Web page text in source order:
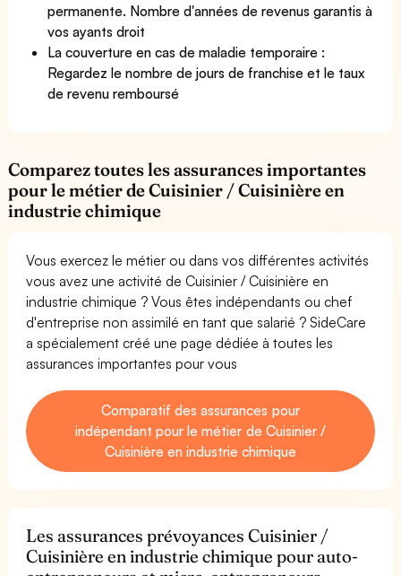
permanente. Nombre d'années de revenus garantis à
vos ayants droit
La couverture en cas de maladie temporaire :
Regardez le nombre de jours de franchise et le taux
de revenu remboursé
Comparez toutes les assurances importantes
pour le métier de Cuisinier / Cuisinière en
industrie chimique
Vous exercez le métier ou dans vos différentes activités
vous avez une activité de Cuisinier / Cuisinière en
industrie chimique ? Vous êtes indépendants ou chef
d'entreprise non assimilé en tant que salarié ? SideCare
a spécialement créé une page dédiée à toutes les
assurances importantes pour vous
Comparatif des assurances pour
indépendant pour le métier de Cuisinier /
Cuisinière en industrie chimique
Les assurances prévoyances Cuisinier /
Cuisinière en industrie chimique pour auto-